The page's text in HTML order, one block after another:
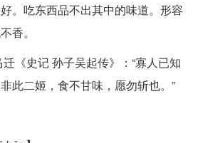
。吃东西品不出其中的味道。形容
香。
《史记 孙子吴起传》：“寡人已知
此二姬，食不甘味，愿勿斩也。”